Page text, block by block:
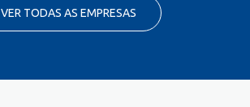
VER TODAS AS EMPRESAS